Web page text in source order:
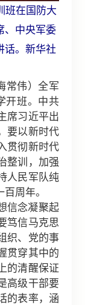
班在国防大
、中央军委
话。新华社
伟）全军
开班。中共
席习近平出
要以新时代
贯彻新时代
整训，加强
人民军队纯
周年。
信念凝聚起
笃信马克思
织、党的事
贯穿其中的
的清醒保证
高级干部要
的表率，涵